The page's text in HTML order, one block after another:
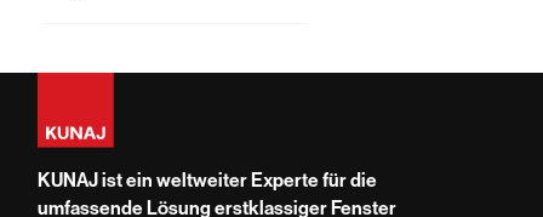
KUNAJ ist ein weltweiter Experte für die
umfassende Lösung erstklassiger Fenster